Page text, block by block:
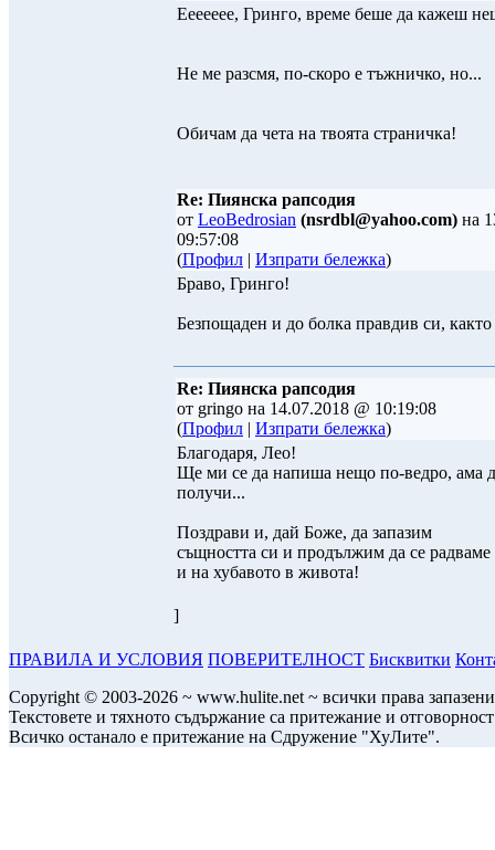
Еееееее, Гринго, време беше да кажеш
Не ме разсмя, по-скоро е тъжничко, но...
Обичам да чета на твоята страничка!
Re: Пиянска рапсодия
от LeoBedrosian (nsrdbl@yahoo.com) на
09:57:08
(Профил | Изпрати бележка)
Браво, Гринго!
Безпощаден и до болка правдив си,
Re: Пиянска рапсодия
от gringo на 14.07.2018 @ 10:19:08
(Профил | Изпрати бележка)
Благодаря, Лео!
Ще ми се да напиша нещо по-ведро, ама
получи...
Поздрави и, дай Боже, да запазим
същността си и продължим да се радваме
и на хубавото в живота!
]
ПРАВИЛА И УСЛОВИЯ ПОВЕРИТЕЛНОСТ Бисквитки
Copyright © 2003-2026 ~ www.hulite.net ~ всички права
Текстовете и тяхното съдържание са притежание и
Всичко останало е притежание на Сдружение "ХуЛите".